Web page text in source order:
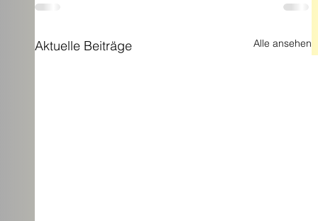
Aktuelle Beiträge Alle ansehen